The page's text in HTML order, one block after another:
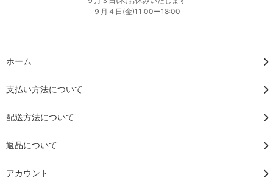
９月４日(金)11:00ー18:00
ホーム
支払い方法について
配送方法について
返品について
アカウント